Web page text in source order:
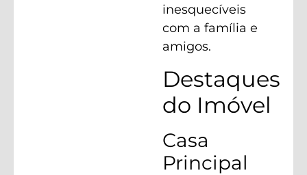
inesquecíveis
com a família e
amigos.
Destaques
do Imóvel
Casa
Principal